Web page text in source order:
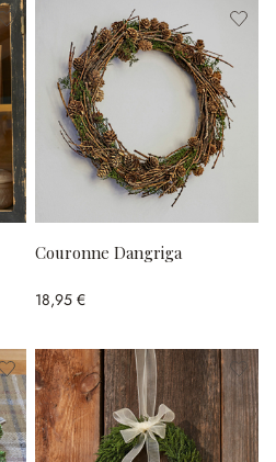
Couronne Dangriga
18,95 €